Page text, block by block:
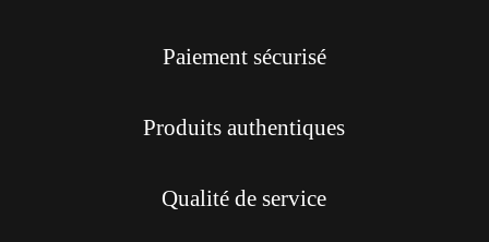
Paiement sécurisé
Produits authentiques
Qualité de service